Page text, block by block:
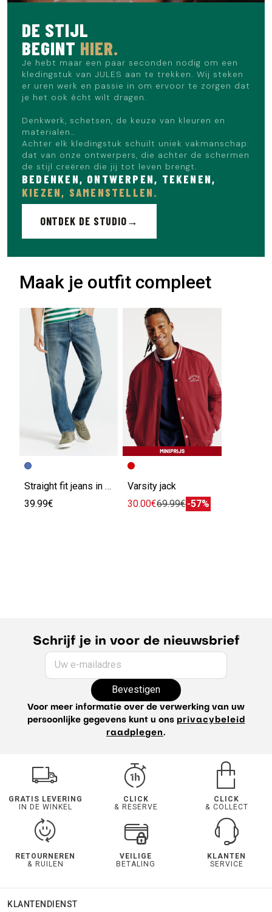
DE STIJL
BEGINT HIER.
Je hebt maar een paar seconden nodig om een
kledingstuk van JULES aan te trekken. Wij steken
er uren werk en passie in om ervoor te zorgen dat
je het ook écht wilt dragen.
Denkwerk, schetsen, de keuze van kleuren en
materialen…
Achter elk kledingstuk schuilt uniek vakmanschap:
dat van onze ontwerpers, die achter de schermen
de stijl creëren die jij tot leven brengt.
BEDENKEN, ONTWERPEN, TEKENEN,
KIEZEN, SAMENSTELLEN.
ONTDEK DE STUDIO
Maak je outfit compleet
Straight fit jeans in stretchstof
39.99€
Varsity jack
30.00€69.99€-57%
Schrijf je in voor de nieuwsbrief
Uw e-mailadres
Bevestigen
Voor meer informatie over de verwerking van uw
persoonlijke gegevens kunt u ons privacybeleid
raadplegen.
GRATIS LEVERING
IN DE WINKEL
CLICK
& RESERVE
CLICK
& COLLECT
RETOURNEREN
& RUILEN
VEILIGE
BETALING
KLANTEN
SERVICE
KLANTENDIENST